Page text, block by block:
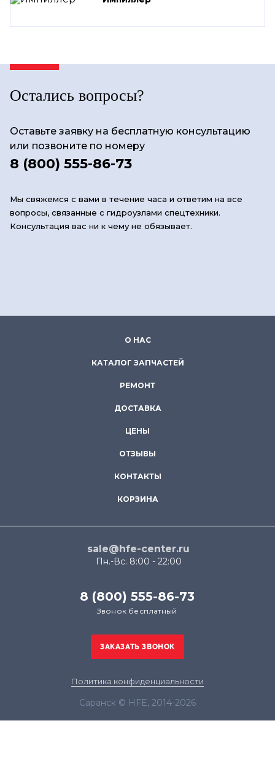
Остались вопросы?
Оставьте заявку на бесплатную консультацию
или позвоните по номеру
8 (800) 555-86-73
Мы свяжемся с вами в течение часа и ответим на все
вопросы, связанные с гидроузлами спецтехники.
Консультация вас ни к чему не обязывает.
О НАС
КАТАЛОГ ЗАПЧАСТЕЙ
РЕМОНТ
ДОСТАВКА
ЦЕНЫ
ОТЗЫВЫ
КОНТАКТЫ
КОРЗИНА
sale@hfe-center.ru
Пн.-Вс. 8:00 - 22:00
8 (800) 555-86-73
Звонок бесплатный
Политика конфиденциальности
Саранск © HFE, 2014-2026